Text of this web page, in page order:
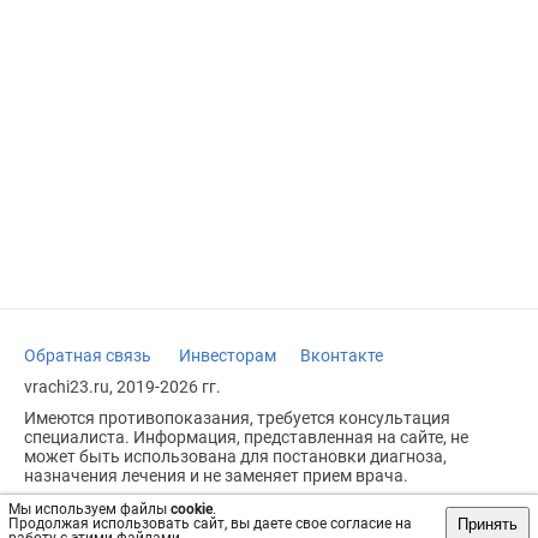
Мы используем файлы cookie.
Продолжая использовать сайт, вы даете свое согласие на
Принять
Обратная связь Инвесторам
Вконтакте
vrachi23.ru, 2019-2026 гг.
Имеются противопоказания, требуется консультация
специалиста. Информация, представленная на сайте, не
может быть использована для постановки диагноза,
назначения лечения и не заменяет прием врача.
Возрастное ограничение: 18+